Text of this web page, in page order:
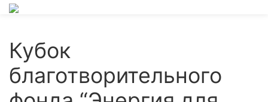
Кубок
благотворительного